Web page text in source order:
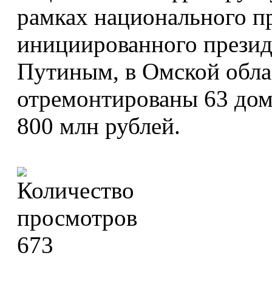
рамках национального
инициированного
Путиным, в Омской
отремонтированы 63
800 млн рублей.
673